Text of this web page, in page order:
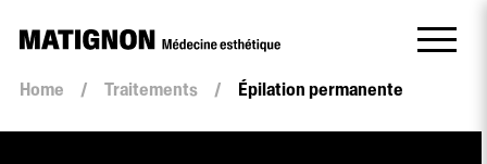
Home / Traitements / Épilation permanente